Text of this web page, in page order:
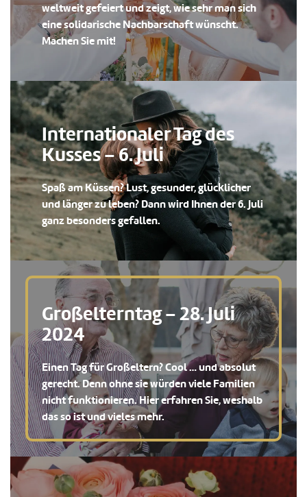
weltweit gefeiert und zeigt, wie sehr man sich
eine solidarische Nachbarschaft wünscht.
Machen Sie mit!
Internationaler Tag des
Kusses – 6. Juli
Spaß am Küssen? Lust, gesunder, glücklicher
und länger zu leben? Dann wird Ihnen der 6. Juli
ganz besonders gefallen.
Großelterntag – 28. Juli
2024
Einen Tag für Großeltern? Cool … und absolut
gerecht. Denn ohne sie würden viele Familien
nicht funktionieren. Hier erfahren Sie, weshalb
das so ist und vieles mehr.